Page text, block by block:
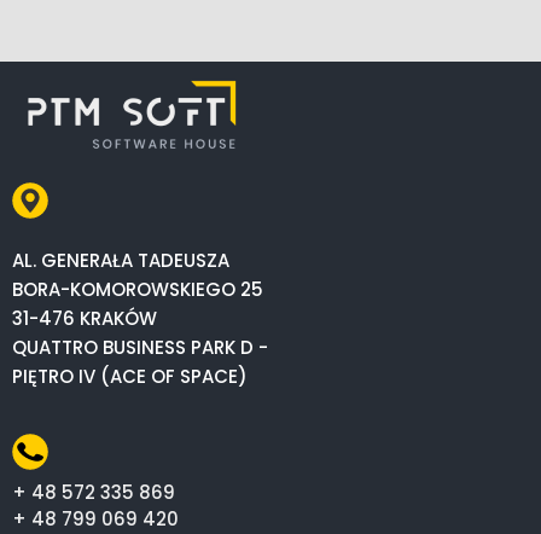
AL. GENERAŁA TADEUSZA
BORA-KOMOROWSKIEGO 25
31-476 KRAKÓW
QUATTRO BUSINESS PARK D -
PIĘTRO IV (ACE OF SPACE)
+ 48 572 335 869
+ 48 799 069 420